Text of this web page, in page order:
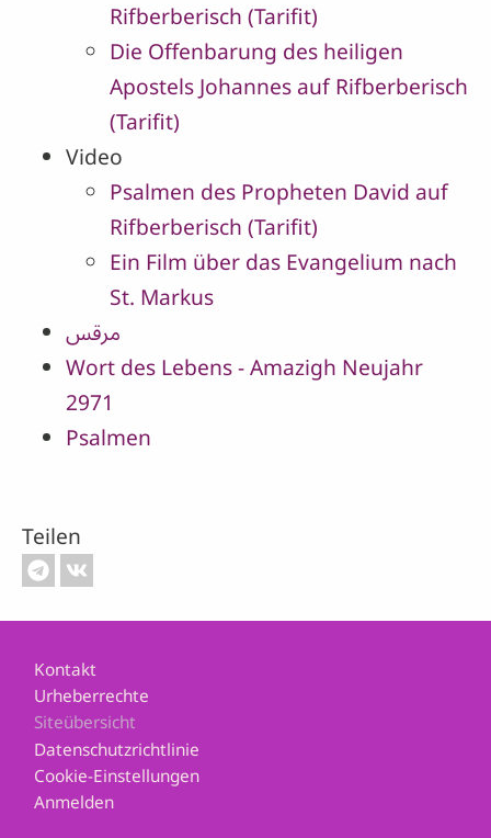
Rifberberisch (Tarifit)
Die Offenbarung des heiligen
Apostels Johannes auf Rifberberisch
(Tarifit)
Video
Psalmen des Propheten David auf
Rifberberisch (Tarifit)
Ein Film über das Evangelium nach
St. Markus
مرقس
Wort des Lebens - Amazigh Neujahr
2971
Psalmen
Teilen
Footer
Kontakt
Urheberrechte
Siteübersicht
Datenschutzrichtlinie
Cookie-Einstellungen
Anmelden